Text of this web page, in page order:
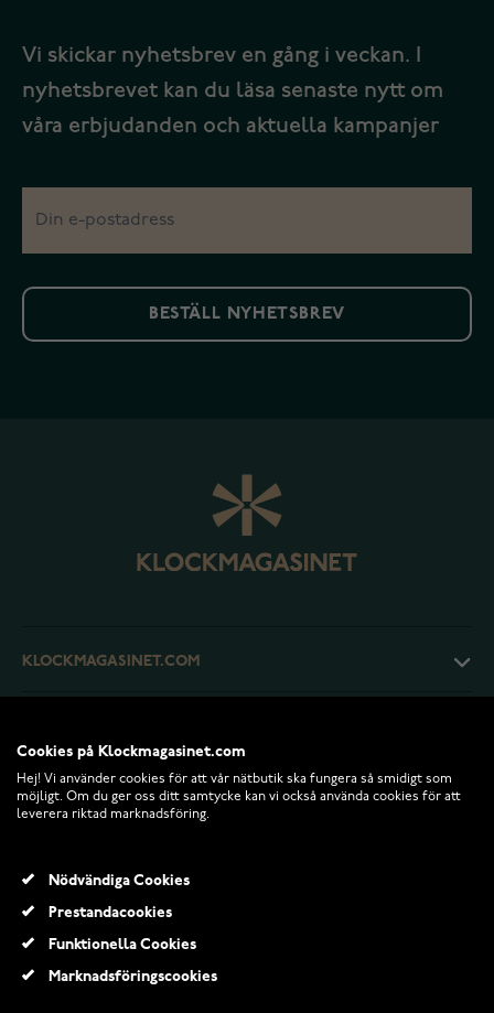
Vi skickar nyhetsbrev en gång i veckan. I
nyhetsbrevet kan du läsa senaste nytt om
våra erbjudanden och aktuella kampanjer
BESTÄLL NYHETSBREV
KLOCKMAGASINET.COM
RETURER OCH VILLKOR
Cookies på Klockmagasinet.com
Hej! Vi använder cookies för att vår nätbutik ska fungera så smidigt som
möjligt. Om du ger oss ditt samtycke kan vi också använda cookies för att
leverera riktad marknadsföring.
Nödvändiga Cookies
Prestandacookies
Funktionella Cookies
Marknadsföringscookies